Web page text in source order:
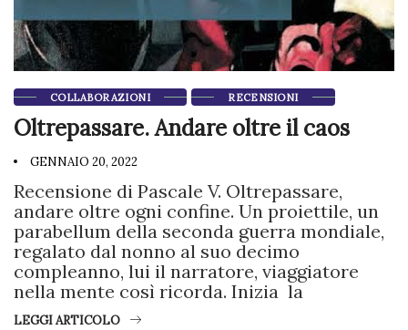
COLLABORAZIONI RECENSIONI
Oltrepassare. Andare oltre il caos
GENNAIO 20, 2022
Recensione di Pascale V. Oltrepassare,
andare oltre ogni confine. Un proiettile, un
parabellum della seconda guerra mondiale,
regalato dal nonno al suo decimo
compleanno, lui il narratore, viaggiatore
nella mente così ricorda. Inizia la
LEGGI ARTICOLO